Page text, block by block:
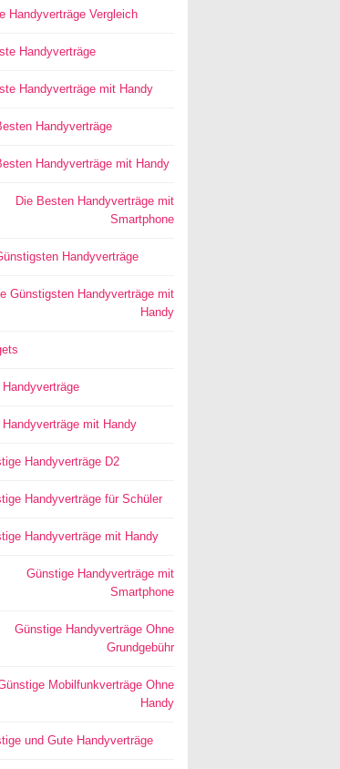
Handyverträge Vergleich
Handyverträge
Handyverträge mit Handy
Handyverträge
Handyverträge mit Handy
Die Besten Handyverträge mit
Smartphone
Handyverträge
Günstigsten Handyverträge mit
Handy
mit Handy
Handyverträge D2
Handyverträge für Schüler
Handyverträge mit Handy
Günstige Handyverträge mit
Smartphone
Günstige Handyverträge Ohne
Grundgebühr
Mobilfunkverträge Ohne
Handy
und Gute Handyverträge